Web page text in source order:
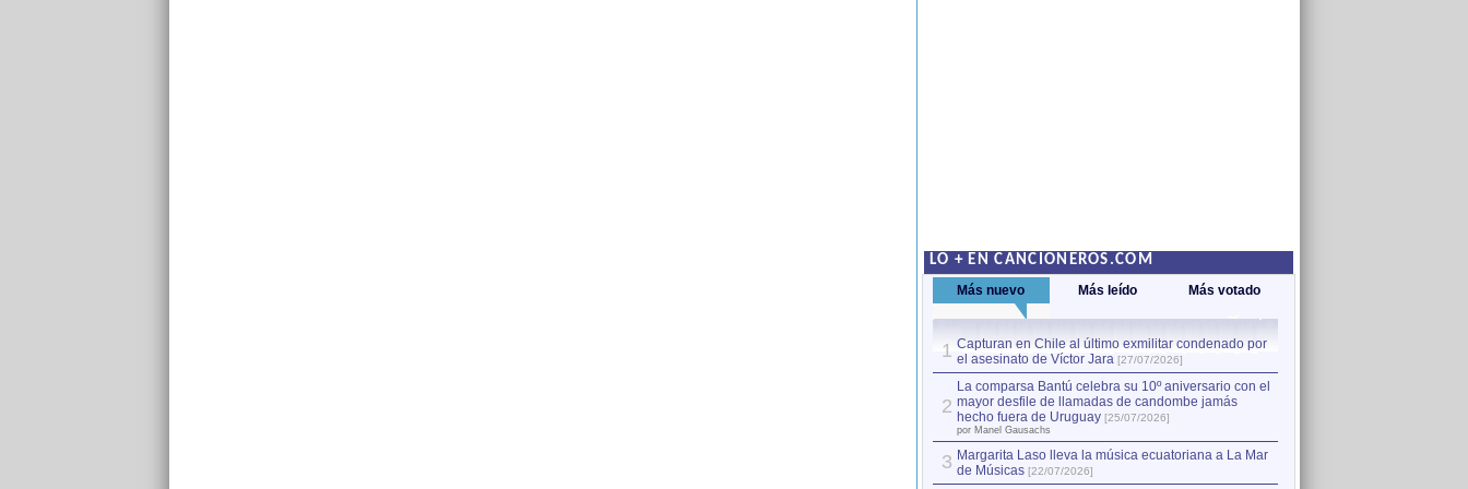
LO + EN CANCIONEROS.COM
Más nuevo Más leído Más votado
1 Capturan en Chile al último exmilitar condenado por
el asesinato de Víctor Jara [27/07/2026]
2
La comparsa Bantú celebra su 10º aniversario con el
mayor desfile de llamadas de candombe jamás
hecho fuera de Uruguay [25/07/2026]
por Manel Gausachs
3 Margarita Laso lleva la música ecuatoriana a La Mar
de Músicas [22/07/2026]